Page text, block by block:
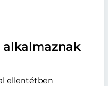
ellentétben